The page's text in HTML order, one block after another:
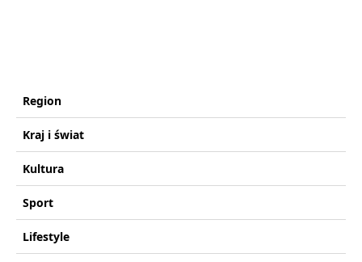
Region
Kraj i świat
Kultura
Sport
Lifestyle